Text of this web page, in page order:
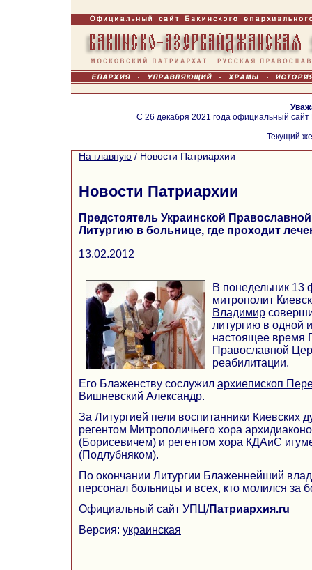
С 26 декабря 2021 года официальный
Текущий
На главную / Новости Патриархии
Новости Патриархии
Предстоятель Украинской
Литургию в больнице, где проходит
13.02.2012
В понедельник 13
митрополит
Владимир
литургию в одной
настоящее время
Православной
реабилитации.
Его Блаженству сослужил архиепископ
Вишневский Александр.
За Литургией пели воспитанники Киевских
регентом Митрополичьего хора
(Борисевичем) и регентом хора КДАиС
(Подлубняком).
По окончании Литургии Блаженнейший
персонал больницы и всех, кто молился за
Официальный сайт УПЦ/Патриархия.ru
Версия: украинская